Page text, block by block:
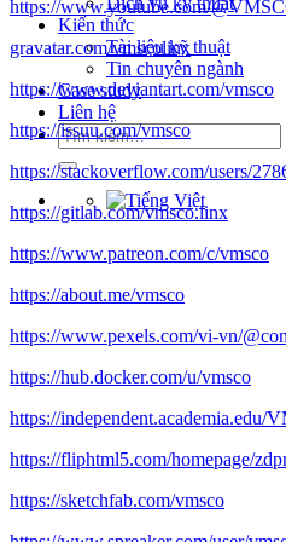
Kiến thức
Tài liệu kỹ thuật
Tin chuyên ngành
Case study
Liên hệ
Tìm
kiếm:
https://www.youtube.com/
gravatar.com/vmscolinx
https://www.deviantart.com/vmsco
https://issuu.com/vmsco
https://stackoverflow.com/users/
https://gitlab.com/vmsco.linx
https://www.patreon.com/c/vmsco
https://about.me/vmsco
https://www.pexels.com/vi-vn/
https://hub.docker.com/u/vmsco
https://independent.academia.edu/
https://fliphtml5.com/homepage/
https://sketchfab.com/vmsco